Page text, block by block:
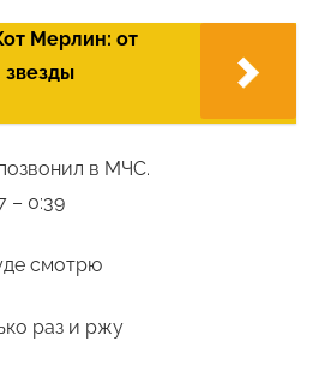
Мерлин: от
звезды
в МЧС.
– 0:39
смотрю
раз и ржу